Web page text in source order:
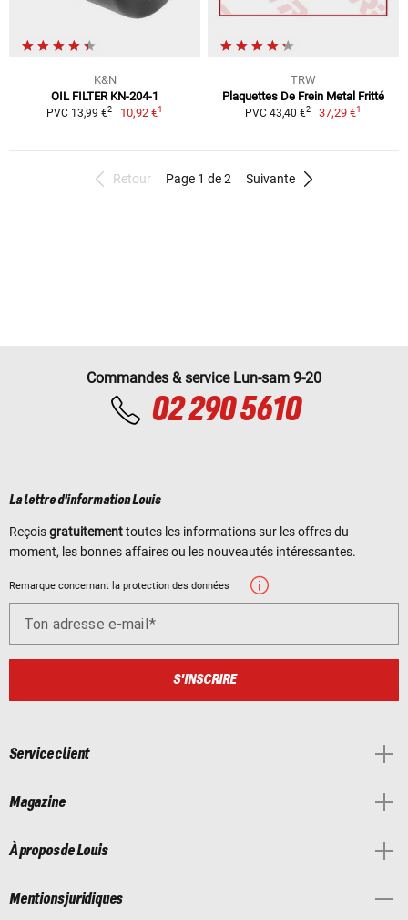
K&N
OIL FILTER KN-204-1
PVC 13,99 €2 10,92 €1
TRW
Plaquettes De Frein Metal Fritté
PVC 43,40 €2 37,29 €1
Retour Page 1 de 2 Suivante
Commandes & service Lun-sam 9-20
02 290 5610
La lettre d'information Louis
Reçoisgratuitementtoutes les informations sur les offres du
moment, les bonnes affaires ou les nouveautés intéressantes.
Remarque concernant la protection des données
Ton adresse e-mail
S'INSCRIRE
Service client
Magazine
À propos de Louis
Mentions juridiques